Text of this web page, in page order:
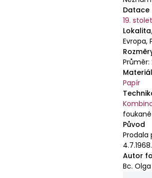
Datace
19.
Evropa,
Průměr:
Materiál
Papír
Původ
Prodala
4.7.1968.
Autor
Bc.